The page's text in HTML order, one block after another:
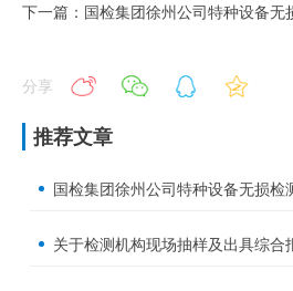
下一篇：国检集团徐州公司特种设备无
分享
推荐文章
国检集团徐州公司特种设备无损检
关于检测机构现场抽样及出具综合